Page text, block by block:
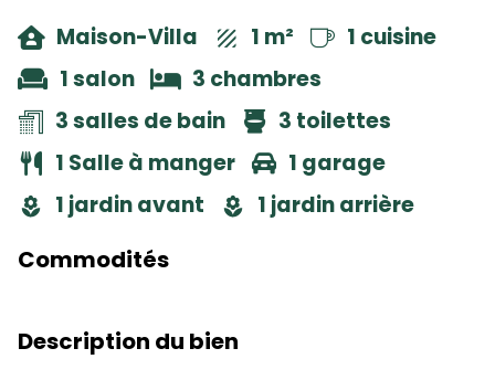
Maison-Villa 1 m²
1 cuisine
1 salon
3 chambres
3 salles de bain
3 toilettes
1 Salle à manger
1 garage
1 jardin avant
1 jardin arrière
Commodités
Description du bien